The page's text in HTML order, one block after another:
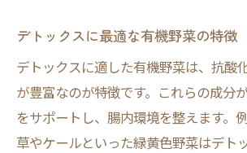
デトックスに最適な有機野菜の特徴
デトックスに適した有機野菜は、抗酸
が豊富なのが特徴です。これらの成分
をサポートし、腸内環境を整えます。
草やケールといった緑黄色野菜はデト